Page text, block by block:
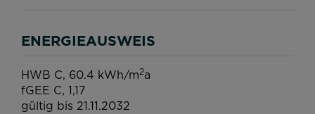
ENERGIEAUSWEIS
HWB C, 60.4 kWh/m2a
fGEE C, 1,17
gültig bis 21.11.2032